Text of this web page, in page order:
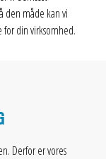
den måde kan vi
din virksomhed.
Derfor er vores